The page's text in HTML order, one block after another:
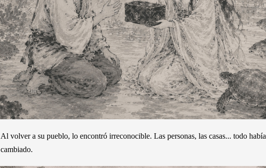
Al volver a su pueblo, lo encontró irreconocible. Las personas, las casas... todo había
cambiado.